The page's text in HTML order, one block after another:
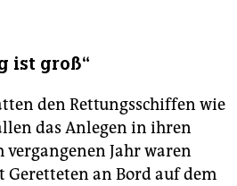
ist groß“
den Rettungsschiffen wie
das Anlegen in ihren
Jahr waren
Geretteten an Bord auf dem